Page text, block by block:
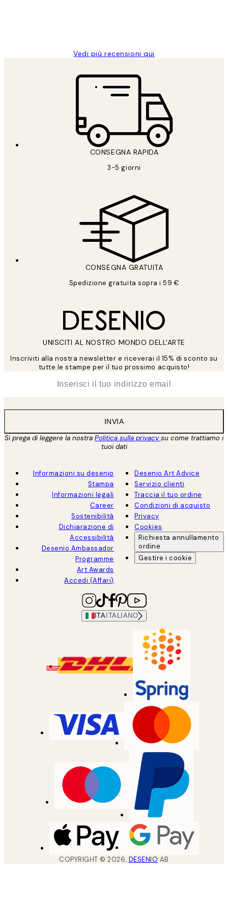
Vedi più recensioni qui
CONSEGNA RAPIDA
3-5 giorni
CONSEGNA GRATUITA
Spedizione gratuita sopra i 59 €
UNISCITI AL NOSTRO MONDO DELL'ARTE
Inscriviti alla nostra newsletter e riceverai il 15% di sconto su
tutte le stampe per il tuo prossimo acquisto!
INVIA
Si prega di leggere la nostra Politica sulla privacysu come trattiamo i
tuoi dati
Informazioni su desenio
Stampa
Informazioni legali
Career
Sostenibilità
Dichiarazione di
Accessibilità
Desenio Ambassador
Programme
Art Awards
Accedi (Affari)
Desenio Art Advice
Servizio clienti
Traccia il tuo ordine
Condizioni di acquisto
Privacy
Cookies
Richiesta annullamento
ordine
Gestire i cookie
ITA ITALIANO
COPYRIGHT ©2026, DESENIO AB